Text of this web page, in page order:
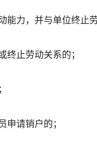
能力，并与单位终止
终止劳动关系的；
申请销户的；